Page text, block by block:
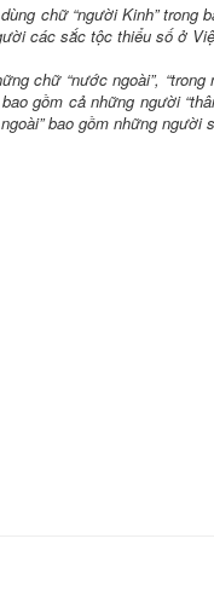
chữ “người Kinh”
các sắc tộc thiểu số ở
chữ “nước ngoài”,
gồm cả những người
bao gồm những